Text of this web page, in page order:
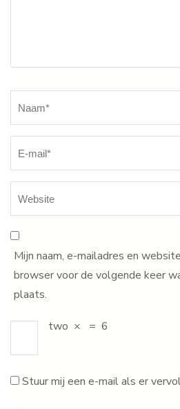
Mijn naam, e-mailadres en
browser voor de volgende keer
plaats.
two × = 6
Stuur mij een e-mail als er